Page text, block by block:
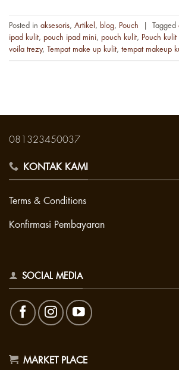
Posted in aksesoris, Artikel , blog, Pouch Tagged
ipad kulit, pouch ipad mini, pouch kulit, Pouch kulit
voila trezy, Tempat make up kulit, tempat makeup
081323450037
KONTAK KAMI
Terms & Conditions
Konfirmasi Pembayaran
SOCIAL MEDIA
MARKET PLACE